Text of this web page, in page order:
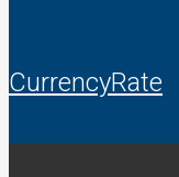
CurrencyRate